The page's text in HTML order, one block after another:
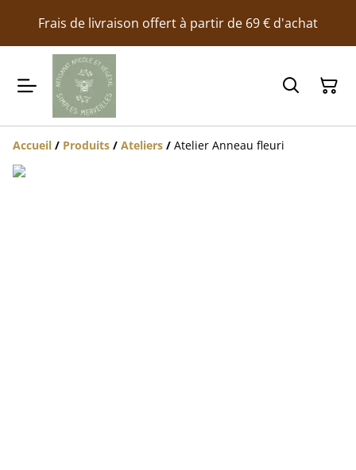
Frais de livraison offert à partir de 69 € d'achat
Accueil / Produits / Ateliers / Atelier Anneau fleuri